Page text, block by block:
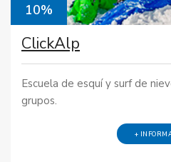
10%
ClickAlp
Escuela de esquí y surf de
grupos.
+